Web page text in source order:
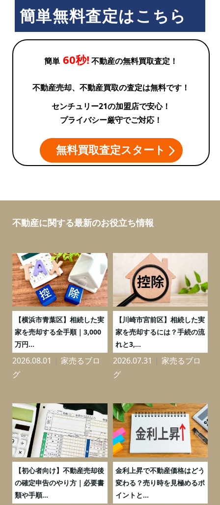
簡単無料査定はこちら
簡単 60秒! 不動産の無料買取査定！
不動産売却、不動産買取の査定は無料です！
センチュリー21の加盟店で安心！
プライバシー厳守でご対応！
無料買取査定スタート
不動産に関する最新のお役立ち情報
【横浜市青葉区】相続した実
家を売却する全手順｜3,000
万円...
2026.08.01
家売るブロ
グ
【川崎市宮前区】相続した実
家を売却するには？手続の流
れと3,...
2026.07.31
家売るブロ
グ
【初心者向け】不動産売却後
の確定申告のやり方｜必要書
類や手順...
金利上昇で不動産価格はどう
変わる？売り時を見極めるポ
イントと...